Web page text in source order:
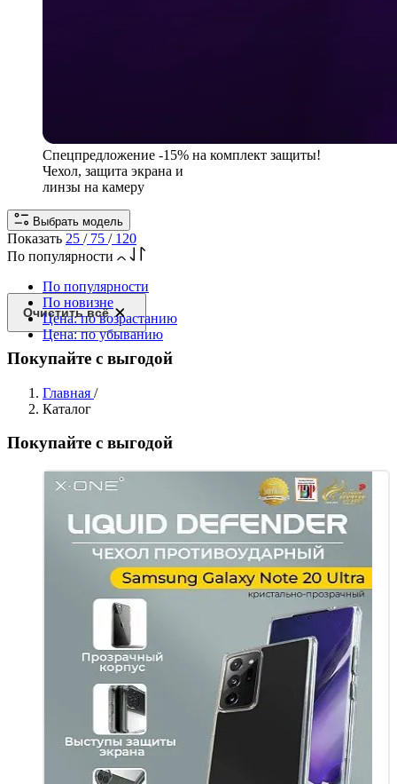
Спецпредложение -15% на комплект защиты!
Чехол, защита экрана и
линзы на камеру
Выбрать модель
Показать 25 / 75 / 120
По популярности
По популярности
По новизне
Цена: по возрастанию
Цена: по убыванию
Очистить всё
Покупайте с выгодой
Главная /
Каталог
Покупайте с выгодой